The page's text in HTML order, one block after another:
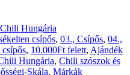
csípős, 03., Csípős, 04.,
, 10.000Ft felett, Ajándék
Hungária, Chili szószok és
Skála, Márkák